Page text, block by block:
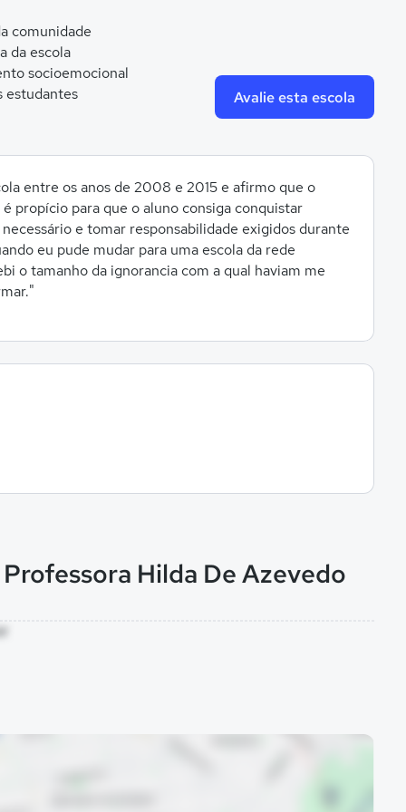
comunidade
da escola
socioemocional
estudantes
Avalie esta escola
entre os anos de 2008 e 2015 e afirmo que o
propício para que o aluno consiga conquistar
e tomar responsabilidade exigidos durante
eu pude mudar para uma escola da rede
o tamanho da ignorancia com a qual haviam me
Hilda De Azevedo